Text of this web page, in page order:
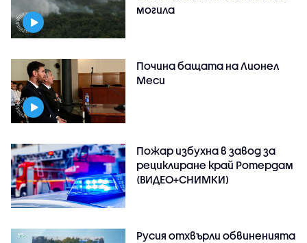
могила
Почина бащата на Лионел
Меси
Пожар избухна в завод за
рециклиране край Ротердам
(ВИДЕО+СНИМКИ)
Русия отхвърли обвиненията